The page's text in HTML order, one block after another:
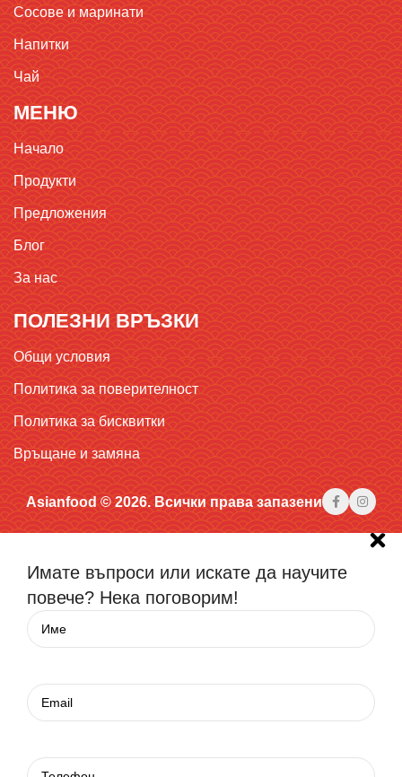
Сосове и маринати
Напитки
Чай
МЕНЮ
Начало
Продукти
Предложения
Блог
За нас
ПОЛЕЗНИ ВРЪЗКИ
Общи условия
Политика за поверителност
Политика за бисквитки
Връщане и замяна
Asianfood © 2026. Всички права запазени
Имате въпроси или искате да научите
повече? Нека поговорим!